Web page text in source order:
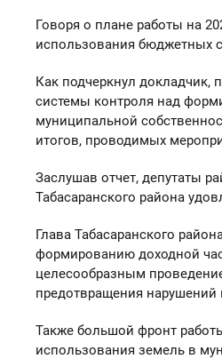
Говоря о плане работы на
использования бюджетных
Как подчеркнул докладчик,
системы контроля над
муниципальной
итогов, проводимых
Заслушав отчет, депутаты
Табасаранского района
Глава Табасаранского
формированию доходной
целесообразным
предотвращения нарушений
Также большой фронт
использования земель в